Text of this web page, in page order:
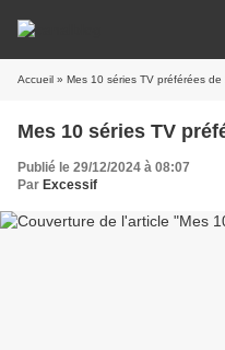
Accueil » Mes 10 séries TV préférées de
Mes 10 séries TV
Publié le 29/12/2024 à 08:07
Par Excessif